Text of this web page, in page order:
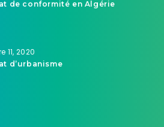
de conformité en Algérie
11, 2020
d’urbanisme